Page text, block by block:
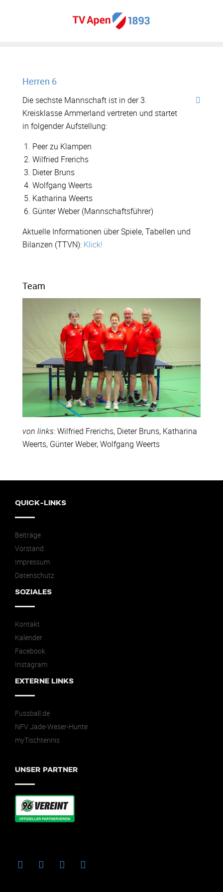
Herren 6
Die sechste Mannschaft ist in der 3.
Kreisklasse Ammerland vertreten und startet
in folgender Aufstellung:
Peer zu Klampen
Wilfried Frerichs
Dieter Bruns
Wolfgang Weerts
Katharina Weerts
Günter Weber (Mannschaftsführer)
Aktuelle Informationen über Spiele, Tabellen und
Bilanzen (TTVN): Klick!
Team
von links: Wilfried Frerichs, Dieter Bruns, Katharina
Weerts, Günter Weber, Wolfgang Weerts
QUICK-LINKS
Beiträge
Vorstand
Impressum
Datenschutz
SOZIALES
Kontakt
Kalender
Facebook
Instagram
EXTERNE LINKS
Fussball.de
NFV Jade-Weser-Hunte
myTischtennis
UNSER PARTNER